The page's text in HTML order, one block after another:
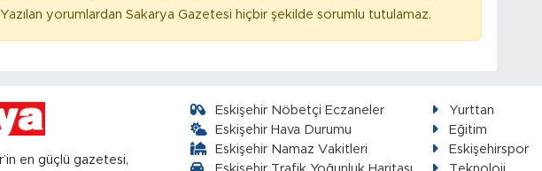
yorumlardan Sakarya Gazetesi hiçbir şekilde sorumlu tutulamaz.
en güçlü gazetesi,
Eskişehir Nöbetçi Eczaneler
Eskişehir Hava Durumu
Eskişehir Namaz Vakitleri
Yurttan
Eğitim
Eskişehirspor